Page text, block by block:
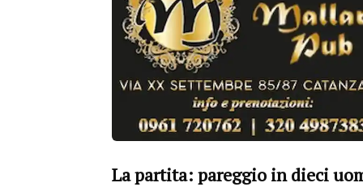
La partita: pareggio in dieci